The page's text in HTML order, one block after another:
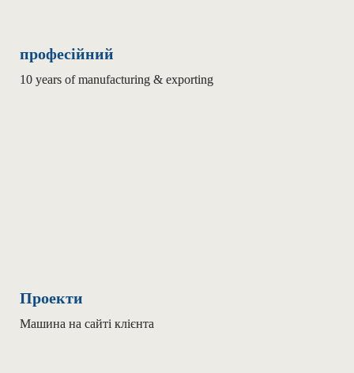
професійний
10 years of manufacturing & exporting
Проекти
Машина на сайті клієнта